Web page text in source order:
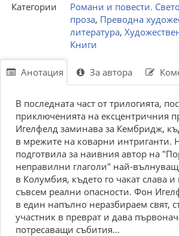
Категории
Романи и повести.
проза, Преводна
литература,
Книги
Анотация За автора
В последната част от трилогията,
приключенията на ексцентричния
Игелфелд заминава за Кембридж,
в мрежите на коварни интриганти.
подготвила за наивния автор на
неправилни глаголи" най-
в Колумбия, където го чакат слава
съвсем реални опасности. Фон
в един напълно неразбираем свят,
участник в преврат и дава
потресаващи събития...